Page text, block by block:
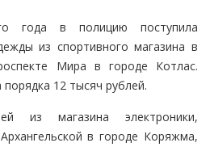
года в полицию поступила
из спортивного магазина в
Мира в городе Котлас.
12 тысяч рублей.
из магазина электроники,
в городе Коряжма,